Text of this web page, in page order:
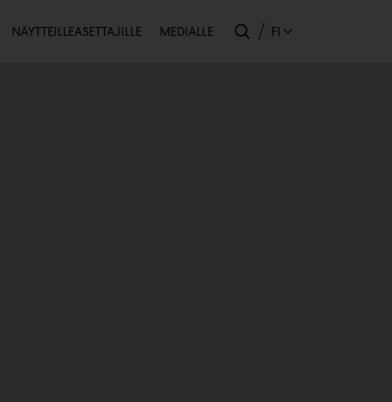
Toissijainen
NÄYTTEILLEASETTAJILLE MEDIALLE FI